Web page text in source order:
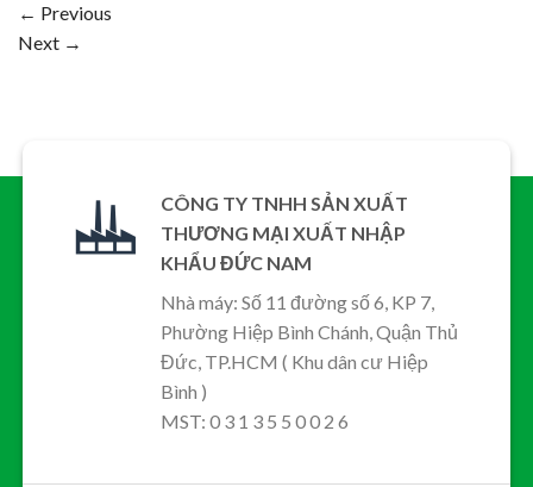
← Previous
Next →
CÔNG TY TNHH SẢN XUẤT
THƯƠNG MẠI XUẤT NHẬP
KHẨU ĐỨC NAM
Nhà máy: Số 11 đường số 6, KP 7,
Phường Hiệp Bình Chánh, Quận Thủ
Đức, TP.HCM ( Khu dân cư Hiệp
Bình )
MST: 0 3 1 3 5 5 0 0 2 6